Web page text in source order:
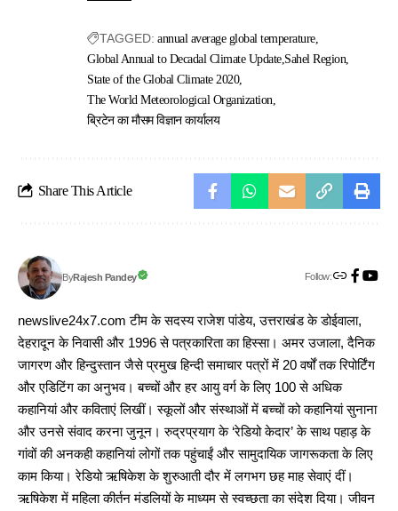
TAGGED: annual average global temperature
Global Annual to Decadal Climate Update Sahel Region
State of the Global Climate 2020
The World Meteorological Organization
ब्रिटेन का मौसम विज्ञान कार्यालय
Share This Article
ByRajesh Pandey Follow:
newslive24x7.com टीम के सदस्य राजेश पांडेय, उत्तराखंड के डोईवाला,
देहरादून के निवासी और 1996 से पत्रकारिता का हिस्सा। अमर उजाला, दैनिक
जागरण और हिन्दुस्तान जैसे प्रमुख हिन्दी समाचार पत्रों में 20 वर्षों तक रिपोर्टिंग
और एडिटिंग का अनुभव। बच्चों और हर आयु वर्ग के लिए 100 से अधिक
कहानियां और कविताएं लिखीं। स्कूलों और संस्थाओं में बच्चों को कहानियां सुनाना
और उनसे संवाद करना जुनून। रुद्रप्रयाग के ‘रेडियो केदार’ के साथ पहाड़ के
गांवों की अनकही कहानियां लोगों तक पहुंचाईं और सामुदायिक जागरूकता के लिए
काम किया। रेडियो ऋषिकेश के शुरुआती दौर में लगभग छह माह सेवाएं दीं।
ऋषिकेश में महिला कीर्तन मंडलियों के माध्यम से स्वच्छता का संदेश दिया। जीवन